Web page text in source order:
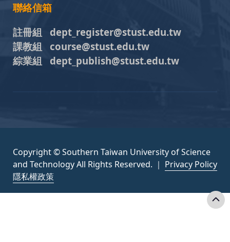
聯絡信箱
註冊組 dept_register@stust.edu.tw
課教組 course@stust.edu.tw
綜業組 dept_publish@stust.edu.tw
Copyright © Southern Taiwan University of Science
and Technology All Rights Reserved. ｜ Privacy Policy
隱私權政策